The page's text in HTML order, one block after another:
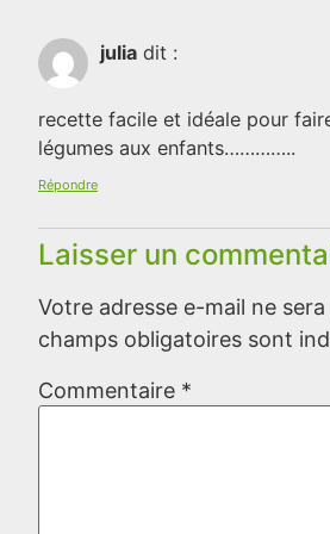
julia dit :
recette facile et idéale pour
légumes aux enfants…………..
Répondre
Laisser un
Votre adresse e-mail ne
champs obligatoires sont
Commentaire *